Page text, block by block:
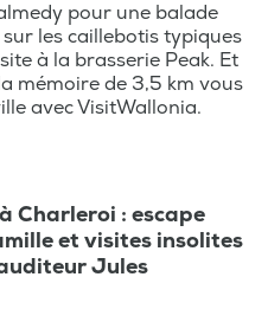
pour une balade
les caillebotis typiques
à la brasserie Peak. Et
mémoire de 3,5 km vous
avec VisitWallonia.
Charleroi : escape
et visites insolites
Jules